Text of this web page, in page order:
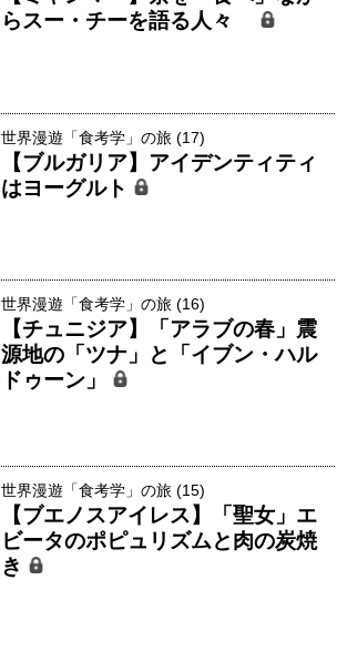
らスー・チーを語る人々
世界漫遊「食考学」の旅 (17)
【ブルガリア】アイデンティティ
はヨーグルト
世界漫遊「食考学」の旅 (16)
【チュニジア】「アラブの春」震
源地の「ツナ」と「イブン・ハル
ドゥーン」
世界漫遊「食考学」の旅 (15)
【ブエノスアイレス】「聖女」エ
ビータのポピュリズムと肉の炭焼
き